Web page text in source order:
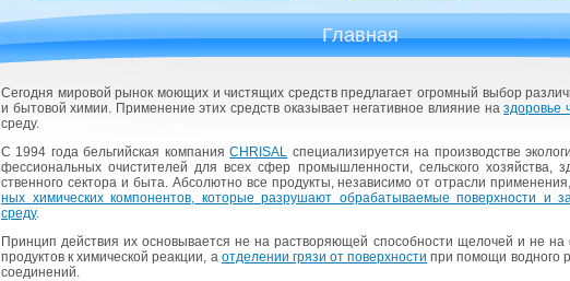
Главная
Се­год­ня ми­ро­вой рынок мо­ю­щих и чи­стя­щих средств пред­ла­га­ет огром­ный выбор
и бы­то­вой химии. При­ме­не­ние этих средств ока­зы­ва­ет нега­тив­ное вли­я­ние наздо­ро­вье
среду.
С 1994 года бель­гий­ская ком­па­нияCHRISAL спе­ци­а­ли­зи­ру­ет­ся на про­из­вод­стве
фес­си­о­наль­ных очи­сти­те­лей для всех сфер про­мыш­лен­но­сти, сель­ско­го хо­зяй­ства,
ствен­но­го сек­то­ра и быта. Аб­со­лют­но все про­дук­ты, неза­ви­си­мо от от­рас­ли
ных хи­ми­че­ских ком­по­нен­тов, ко­то­рые раз­ру­ша­ют об­ра­ба­ты­ва­е­мые по­верх­но­сти и
среду.
Прин­цип дей­ствия их ос­но­вы­ва­ет­ся не на рас­тво­ря­ю­щей спо­соб­но­сти ще­ло­чей и не на
про­дук­тов к хи­ми­че­ской ре­ак­ции, а от­де­ле­нии грязи от по­верх­но­сти при по­мо­щи вод­но­го
со­еди­не­ний.